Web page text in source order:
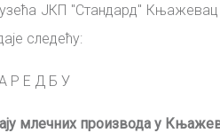
ЈКП "Стандард"
следећу:
Р Е Д Б У
млечних производа у